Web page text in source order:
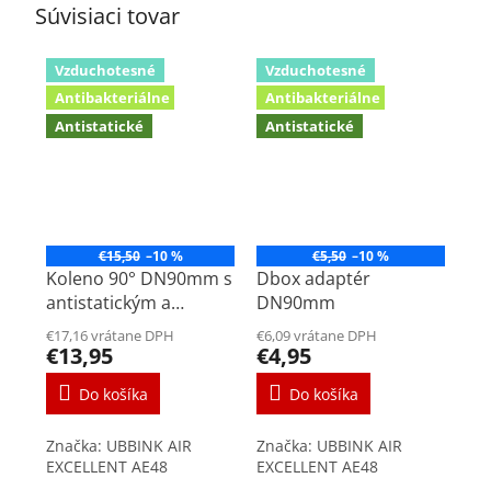
Súvisiaci tovar
Vzduchotesné
Antibakteriálne
Antistatické
€15,50 –10 %
Koleno 90° DN90mm s
antistatickým a
antibakteriálnym
povrchom
€17,16 vrátane DPH
€13,95
Do košíka
Značka: UBBINK AIR
EXCELLENT AE48
Vzduchotesné
Antibakteriálne
Antistatické
€5,50 –10 %
Dbox adaptér
DN90mm
€6,09 vrátane DPH
€4,95
Do košíka
Značka: UBBINK AIR
EXCELLENT AE48